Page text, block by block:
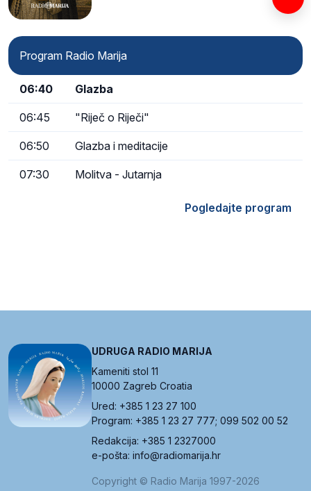
Program Radio Marija
06:40 Glazba
06:45 "Riječ o Riječi"
06:50 Glazba i meditacije
07:30 Molitva - Jutarnja
Pogledajte program
UDRUGA RADIO MARIJA
Kameniti stol 11
10000 Zagreb Croatia
Ured: +385 1 23 27 100
Program: +385 1 23 27 777; 099 502 00 52
Redakcija: +385 1 2327000
e-pošta: info@radiomarija.hr
Copyright © Radio Marija 1997-2026